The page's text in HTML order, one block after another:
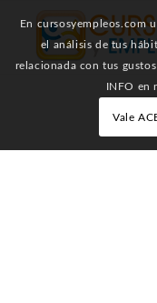
En cursosyempleos.com
el análisis de tus
relacionada con tus
INFO en
Vale